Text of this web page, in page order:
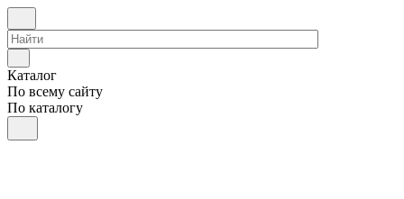
Каталог
По всему сайту
По каталогу